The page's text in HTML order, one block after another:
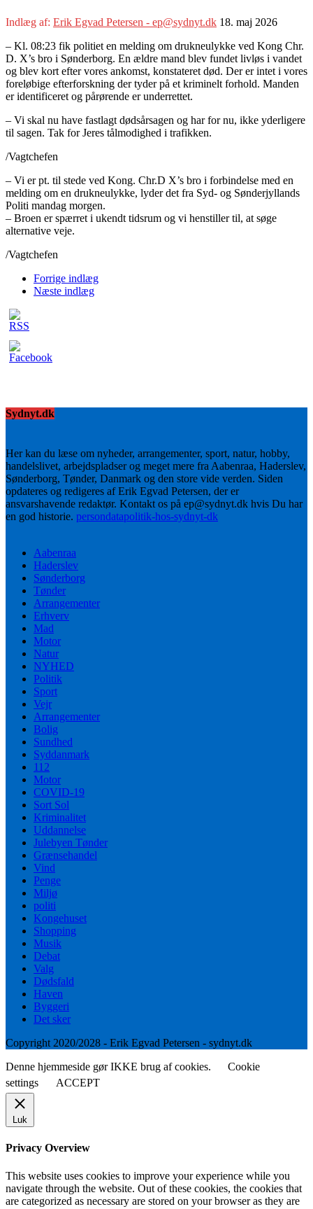
Indlæg af: Erik Egvad Petersen - ep@sydnyt.dk 18. maj 2026
– Kl. 08:23 fik politiet en melding om drukneulykke ved Kong Chr.
D. X’s bro i Sønderborg. En ældre mand blev fundet livløs i vandet
og blev kort efter vores ankomst, konstateret død. Der er intet i vores
foreløbige efterforskning der tyder på et kriminelt forhold. Manden
er identificeret og pårørende er underrettet.
– Vi skal nu have fastlagt dødsårsagen og har for nu, ikke yderligere
til sagen. Tak for Jeres tålmodighed i trafikken.
/Vagtchefen
– Vi er pt. til stede ved Kong. Chr.D X’s bro i forbindelse med en
melding om en drukneulykke, lyder det fra Syd- og Sønderjyllands
Politi mandag morgen.
– Broen er spærret i ukendt tidsrum og vi henstiller til, at søge
alternative veje.
/Vagtchefen
Forrige indlæg
Næste indlæg
Sydnyt.dk
Her kan du læse om nyheder, arrangementer, sport, natur, hobby,
handelslivet, arbejdspladser og meget mere fra Aabenraa, Haderslev,
Sønderborg, Tønder, Danmark og den store vide verden. Siden
opdateres og redigeres af Erik Egvad Petersen, der er
ansvarshavende redaktør. Kontakt os på ep@sydnyt.dk hvis Du har
en god historie. persondatapolitik-hos-sydnyt-dk
Aabenraa
Haderslev
Sønderborg
Tønder
Arrangementer
Erhverv
Mad
Motor
Natur
NYHED
Politik
Sport
Vejr
Arrangementer
Bolig
Sundhed
Syddanmark
112
Motor
COVID-19
Sort Sol
Kriminalitet
Uddannelse
Julebyen Tønder
Grænsehandel
Vind
Penge
Miljø
politi
Kongehuset
Shopping
Musik
Debat
Valg
Dødsfald
Haven
Byggeri
Det sker
Copyright 2020/2028 - Erik Egvad Petersen - sydnyt.dk
Denne hjemmeside gør IKKE brug af cookies.
Cookie
settings
ACCEPT
Luk
Privacy Overview
This website uses cookies to improve your experience while you
navigate through the website. Out of these cookies, the cookies that
are categorized as necessary are stored on your browser as they are